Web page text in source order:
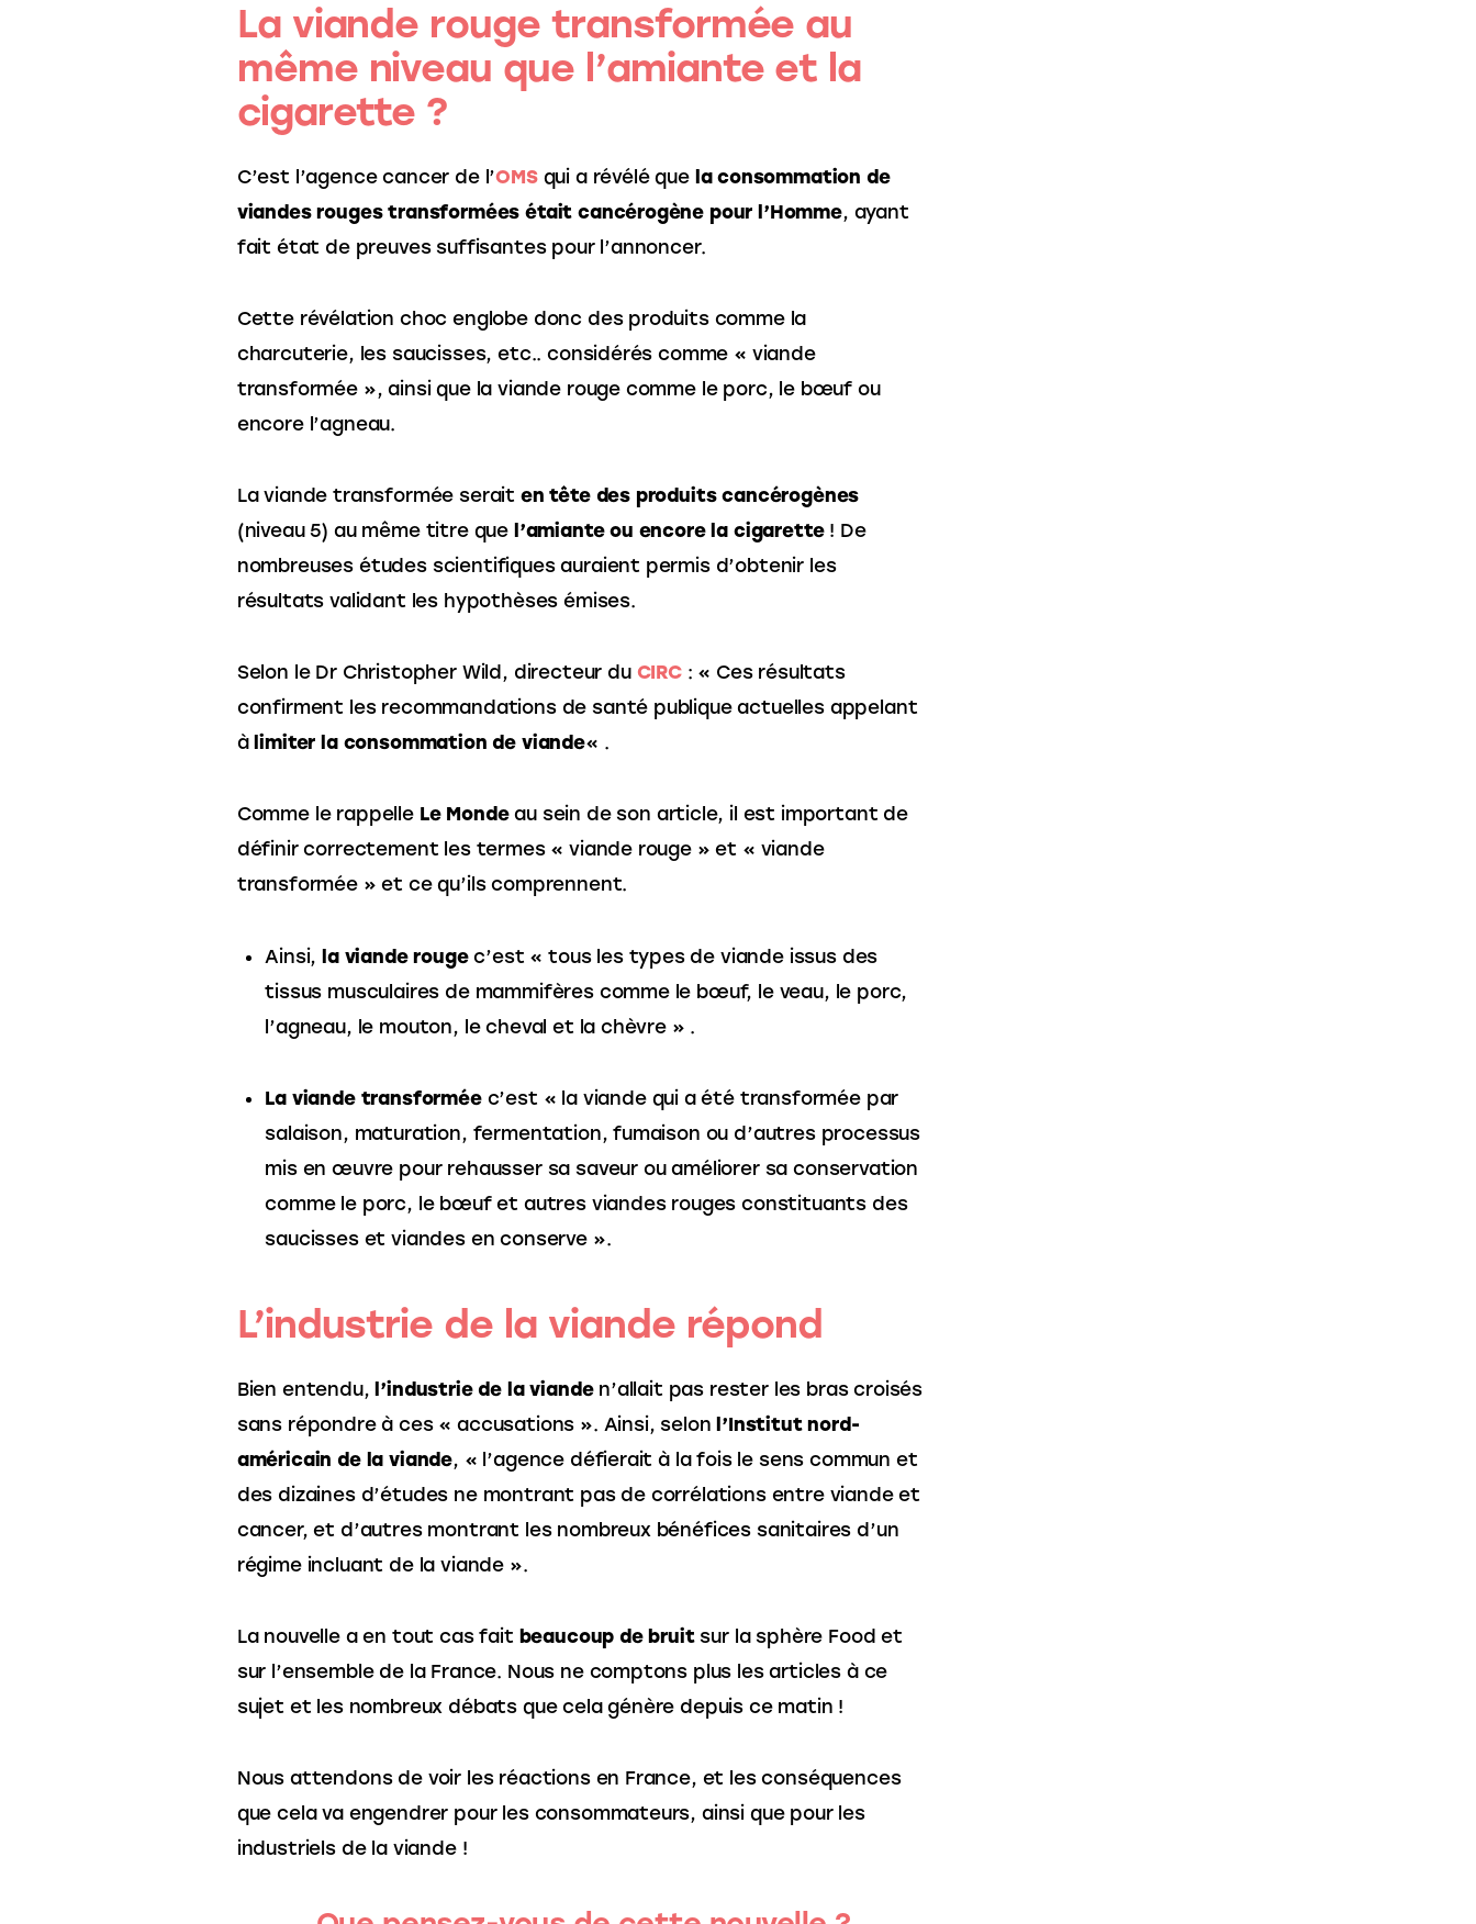
La viande rouge transformée au
même niveau que l’amiante et la
cigarette ?
C’est l’agence cancer de l’OMS qui a révélé que la consommation de
viandes rouges transformées était cancérogène pour l’Homme, ayant
fait état de preuves suffisantes pour l’annoncer.
Cette révélation choc englobe donc des produits comme la
charcuterie, les saucisses, etc.. considérés comme « viande
transformée », ainsi que la viande rouge comme le porc, le bœuf ou
encore l’agneau.
La viande transformée serait en tête des produits cancérogènes
(niveau 5) au même titre que l’amiante ou encore la cigarette ! De
nombreuses études scientifiques auraient permis d’obtenir les
résultats validant les hypothèses émises.
Selon le Dr Christopher Wild, directeur du CIRC : « Ces résultats
confirment les recommandations de santé publique actuelles appelant
à limiter la consommation de viande« .
Comme le rappelle Le Monde au sein de son article, il est important de
définir correctement les termes « viande rouge » et « viande
transformée » et ce qu’ils comprennent.
Ainsi,la viande rougec’est « tous les types de viande issus des
tissus musculaires de mammifères comme le bœuf, le veau, le porc,
l’agneau, le mouton, le cheval et la chèvre » .
La viande transforméec’est « la viande qui a été transformée par
salaison, maturation, fermentation, fumaison ou d’autres processus
mis en œuvre pour rehausser sa saveur ou améliorer sa conservation
comme le porc, le bœuf et autres viandes rouges constituants des
saucisses et viandes en conserve ».
L’industrie de la viande répond
Bien entendu, l’industrie de la viande n’allait pas rester les bras croisés
sans répondre à ces « accusations ». Ainsi, selon l’Institut nord-
américain de la viande, « l’agence défierait à la fois le sens commun et
des dizaines d’études ne montrant pas de corrélations entre viande et
cancer, et d’autres montrant les nombreux bénéfices sanitaires d’un
régime incluant de la viande ».
La nouvelle a en tout cas fait beaucoup de bruit sur la sphère Food et
sur l’ensemble de la France. Nous ne comptons plus les articles à ce
sujet et les nombreux débats que cela génère depuis ce matin !
Nous attendons de voir les réactions en France, et les conséquences
que cela va engendrer pour les consommateurs, ainsi que pour les
industriels de la viande !